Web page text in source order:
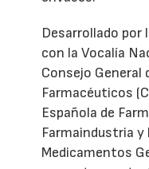
Desarrollado por
con la Vocalía
Consejo General
Farmacéuticos
Española de
Farmaindustria y
Medicamentos